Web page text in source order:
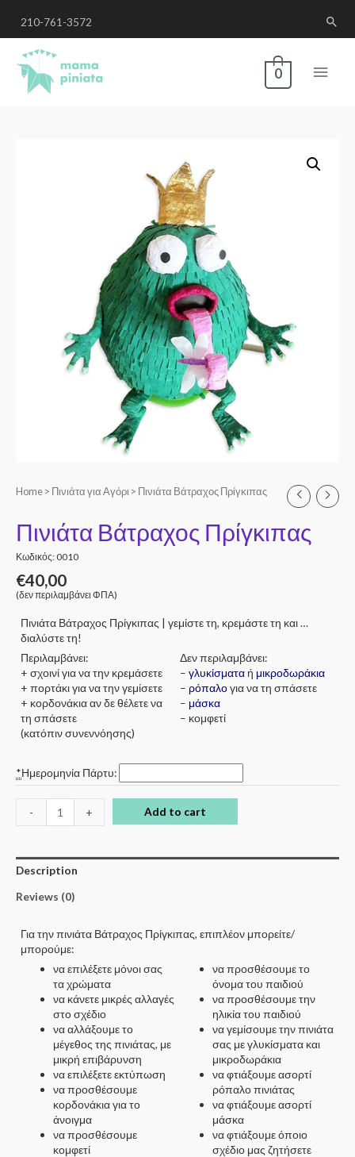
210-761-3572
0
Home > Πινιάτα για Αγόρι > Πινιάτα Βάτραχος Πρίγκιπας
Πινιάτα Βάτραχος Πρίγκιπας
Κωδικός: 0010
€40,00
(δεν περιλαμβάνει ΦΠΑ)
Πινιάτα Βάτραχος Πρίγκιπας | γεμίστε τη, κρεμάστε τη και …
διαλύστε τη!
Περιλαμβάνει:
+ σχοινί για να την κρεμάσετε
+ πορτάκι για να την γεμίσετε
+ κορδονάκια αν δε θέλετε να
τη σπάσετε
(κατόπιν συνεννόησης)
Δεν περιλαμβάνει:
– γλυκίσματαή μικροδωράκια
– ρόπαλογια να τη σπάσετε
– μάσκα
– κομφετί
*Ημερομηνία Πάρτυ:
- + Add to cart
Description
Reviews (0)
Για την πινιάτα Βάτραχος Πρίγκιπας, επιπλέον μπορείτε/
μπορούμε:
να επιλέξετε μόνοι σας
τα χρώματα
να κάνετε μικρές αλλαγές
στο σχέδιο
να αλλάξουμε το
μέγεθος της πινιάτας, με
μικρή επιβάρυνση
να επιλέξετε εκτύπωση
να προσθέσουμε
κορδονάκια για το
άνοιγμα
να προσθέσουμε
κομφετί
να προσθέσουμε το
όνομα του παιδιού
να προσθέσουμε την
ηλικία του παιδιού
να γεμίσουμε την πινιάτα
σας με γλυκίσματα και
μικροδωράκια
να φτιάξουμε ασορτί
ρόπαλο πινιάτας
να φτιάξουμε ασορτί
μάσκα
να φτιάξουμε όποιο
σχέδιο μας ζητήσετε